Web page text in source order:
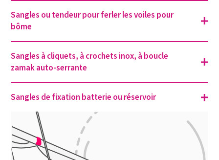
Sangles ou tendeur pour ferler les voiles pour
bôme
Sangles à cliquets, à crochets inox, à boucle
zamak auto-serrante
Sangles de fixation batterie ou réservoir